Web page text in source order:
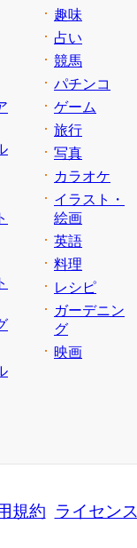
趣味
占い
競馬
パチンコ
ゲーム
旅行
写真
カラオケ
イラスト・
絵画
英語
料理
レシピ
ガーデニン
グ
映画
規約 ライセンス